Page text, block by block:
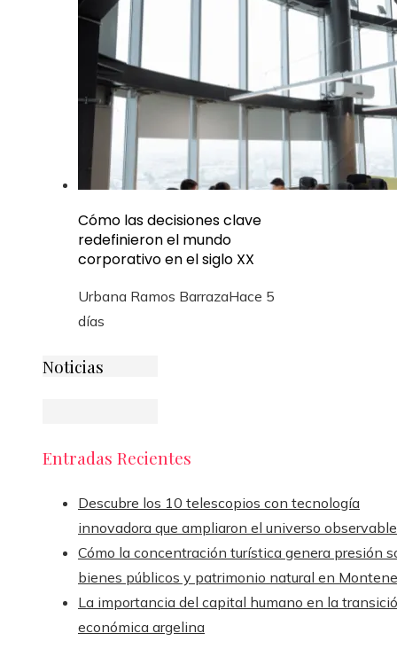
Cómo las decisiones clave
redefinieron el mundo
corporativo en el siglo XX
Urbana Ramos BarrazaHace 5
días
Noticias
Entradas Recientes
Descubre los 10 telescopios con tecnología
innovadora que ampliaron el universo observable
Cómo la concentración turística genera presión
bienes públicos y patrimonio natural en
La importancia del capital humano en la
económica argelina